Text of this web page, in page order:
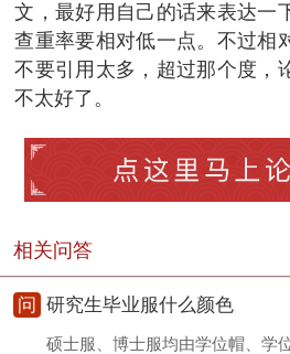
文，最好用自己的话来表达一
查重率要相对低一点。不过相
不要引用太多，超过那个度，
不太好了。
相关问答
问 研究生毕业服什么颜色
硕士服、博士服均由学位帽、学